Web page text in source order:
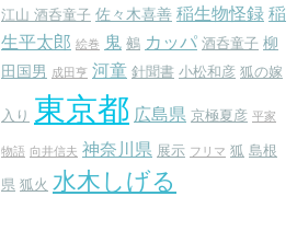
江山 酒呑童子 佐々木喜善 稲生物怪録 稲
生平太郎 絵巻 鬼 鵺 カッパ 酒呑童子 柳
田国男 成田亨 河童 針聞書 小松和彦 狐の嫁
入り 東京都 広島県 京極夏彦 平家
物語 向井信夫 神奈川県 展示 フリマ 狐 島根
県 狐火 水木しげる